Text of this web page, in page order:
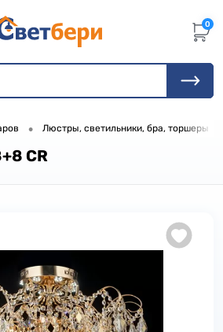
0
• Люстры, светильники, бра, торшеры
CR